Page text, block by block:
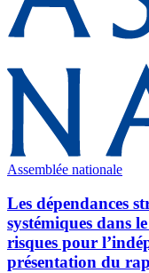
Assemblée nationale
Les dépendances
systémiques dans
risques pour
présentation du